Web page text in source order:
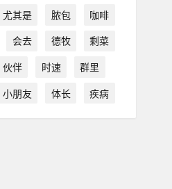
尤其是 脓包
咖啡
会去 德牧
剩菜
伙伴 时速
群里
小朋友 体长 疾病